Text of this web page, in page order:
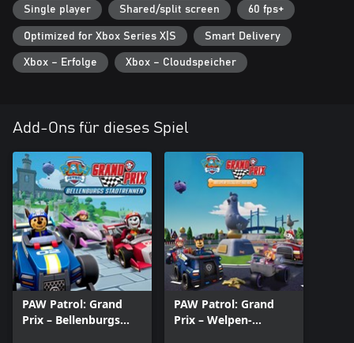
Also: Anschnallen und mit euren Fellfreunden ein PAW-tastisches
Rennen auf einer der 11 Strecken fahren!
Single player Shared/split screen 60 fps+
Optimized for Xbox Series X|S Smart Delivery
Xbox – Erfolge Xbox – Cloudspeicher
Add-Ons für dieses Spiel
PAW Patrol: Grand
Prix – Bellenburgs
PAW Patrol: Grand
Prix – Welpen-